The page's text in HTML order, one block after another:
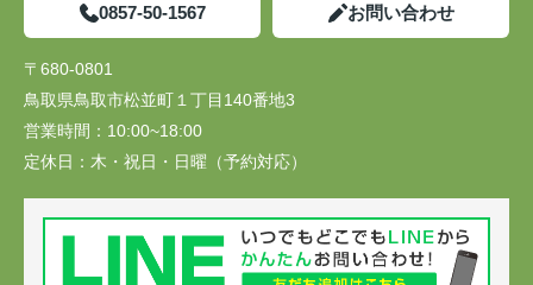
0857-50-1567 お問い合わせ
〒680-0801
鳥取県鳥取市松並町１丁目140番地3
営業時間： 10:00~18:00
定休日： 木・祝日・日曜（予約対応）